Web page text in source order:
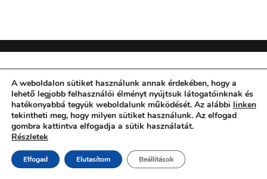
A weboldalon sütiket használunk annak érdekében, hogy a
lehető legjobb felhasználói élményt nyújtsuk látogatóinknak és
hatékonyabbá tegyük weboldalunk működését. Az alábbi linken
tekintheti meg, hogy milyen sütiket használunk. Az elfogad
gombra kattintva elfogadja a sütik használatát.
Részletek
Elfogad Elutasítom Beállítások